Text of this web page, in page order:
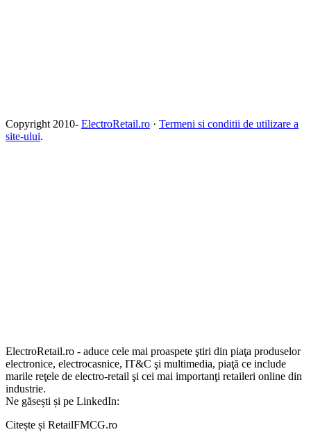
Copyright 2010- ElectroRetail.ro · Termeni si conditii de utilizare a
site-ului.
ElectroRetail.ro - aduce cele mai proaspete ştiri din piaţa produselor
electronice, electrocasnice, IT&C şi multimedia, piaţă ce include
marile reţele de electro-retail şi cei mai importanţi retaileri online din
industrie.
Ne găsești și pe LinkedIn:
Citește și RetailFMCG.ro